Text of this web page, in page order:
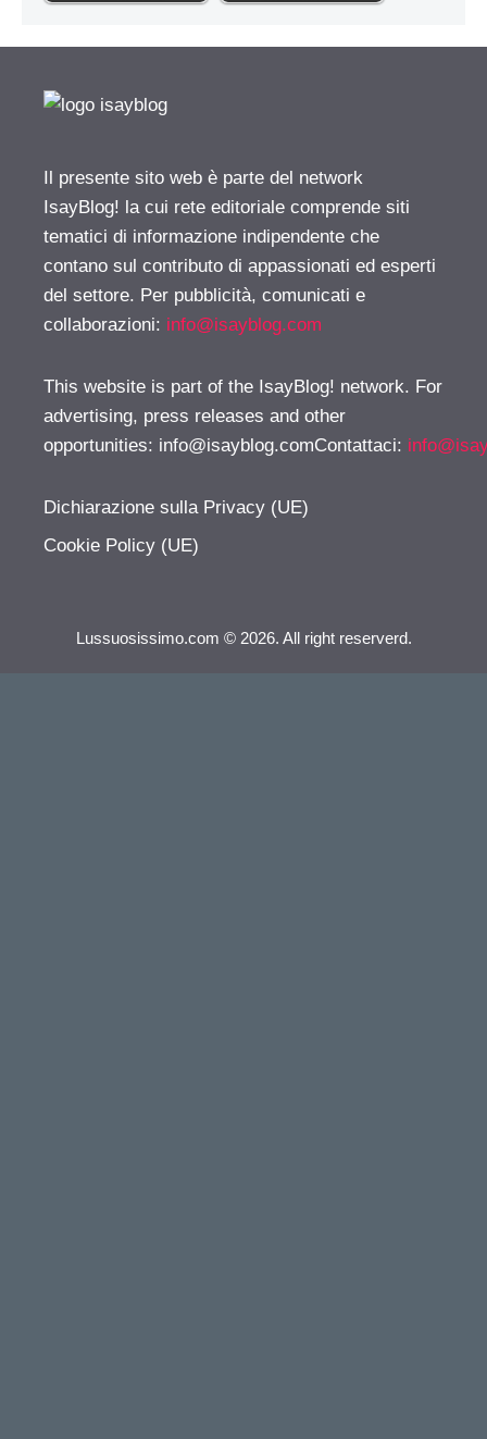
Il presente sito web è parte del network
IsayBlog! la cui rete editoriale comprende siti
tematici di informazione indipendente che
contano sul contributo di appassionati ed esperti
del settore. Per pubblicità, comunicati e
collaborazioni: info@isayblog.com
This website is part of the IsayBlog! network. For
advertising, press releases and other
opportunities: info@isayblog.comContattaci:
Dichiarazione sulla Privacy (UE)
Cookie Policy (UE)
Lussuosissimo.com © 2026. All right reserverd.